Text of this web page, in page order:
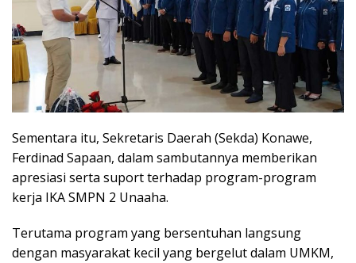
Sementara itu, Sekretaris Daerah (Sekda) Konawe,
Ferdinad Sapaan, dalam sambutannya memberikan
apresiasi serta suport terhadap program-program
kerja IKA SMPN 2 Unaaha.
Terutama program yang bersentuhan langsung
dengan masyarakat kecil yang bergelut dalam UMKM,